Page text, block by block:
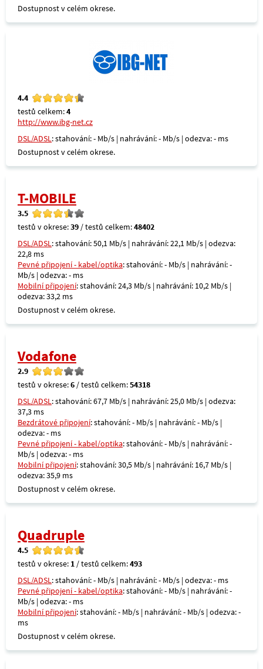
Dostupnost v celém okrese.
4.4
testů celkem:4
http://www.ibg-net.cz
DSL/ADSL: stahování: - Mb/s | nahrávání: - Mb/s | odezva: - ms
Dostupnost v celém okrese.
T-MOBILE
3.5
testů v okrese:39 / testů celkem:48402
DSL/ADSL: stahování: 50,1 Mb/s | nahrávání: 22,1 Mb/s | odezva:
22,8 ms
Pevné připojení - kabel/optika: stahování: - Mb/s | nahrávání: -
Mb/s | odezva: - ms
Mobilní připojení: stahování: 24,3 Mb/s | nahrávání: 10,2 Mb/s |
odezva: 33,2 ms
Dostupnost v celém okrese.
Vodafone
2.9
testů v okrese:6 / testů celkem:54318
DSL/ADSL: stahování: 67,7 Mb/s | nahrávání: 25,0 Mb/s | odezva:
37,3 ms
Bezdrátové připojení: stahování: - Mb/s | nahrávání: - Mb/s |
odezva: - ms
Pevné připojení - kabel/optika: stahování: - Mb/s | nahrávání: -
Mb/s | odezva: - ms
Mobilní připojení: stahování: 30,5 Mb/s | nahrávání: 16,7 Mb/s |
odezva: 35,9 ms
Dostupnost v celém okrese.
Quadruple
4.5
testů v okrese: 1 / testů celkem:493
DSL/ADSL: stahování: - Mb/s | nahrávání: - Mb/s | odezva: - ms
Pevné připojení - kabel/optika: stahování: - Mb/s | nahrávání: -
Mb/s | odezva: - ms
Mobilní připojení: stahování: - Mb/s | nahrávání: - Mb/s | odezva: -
ms
Dostupnost v celém okrese.